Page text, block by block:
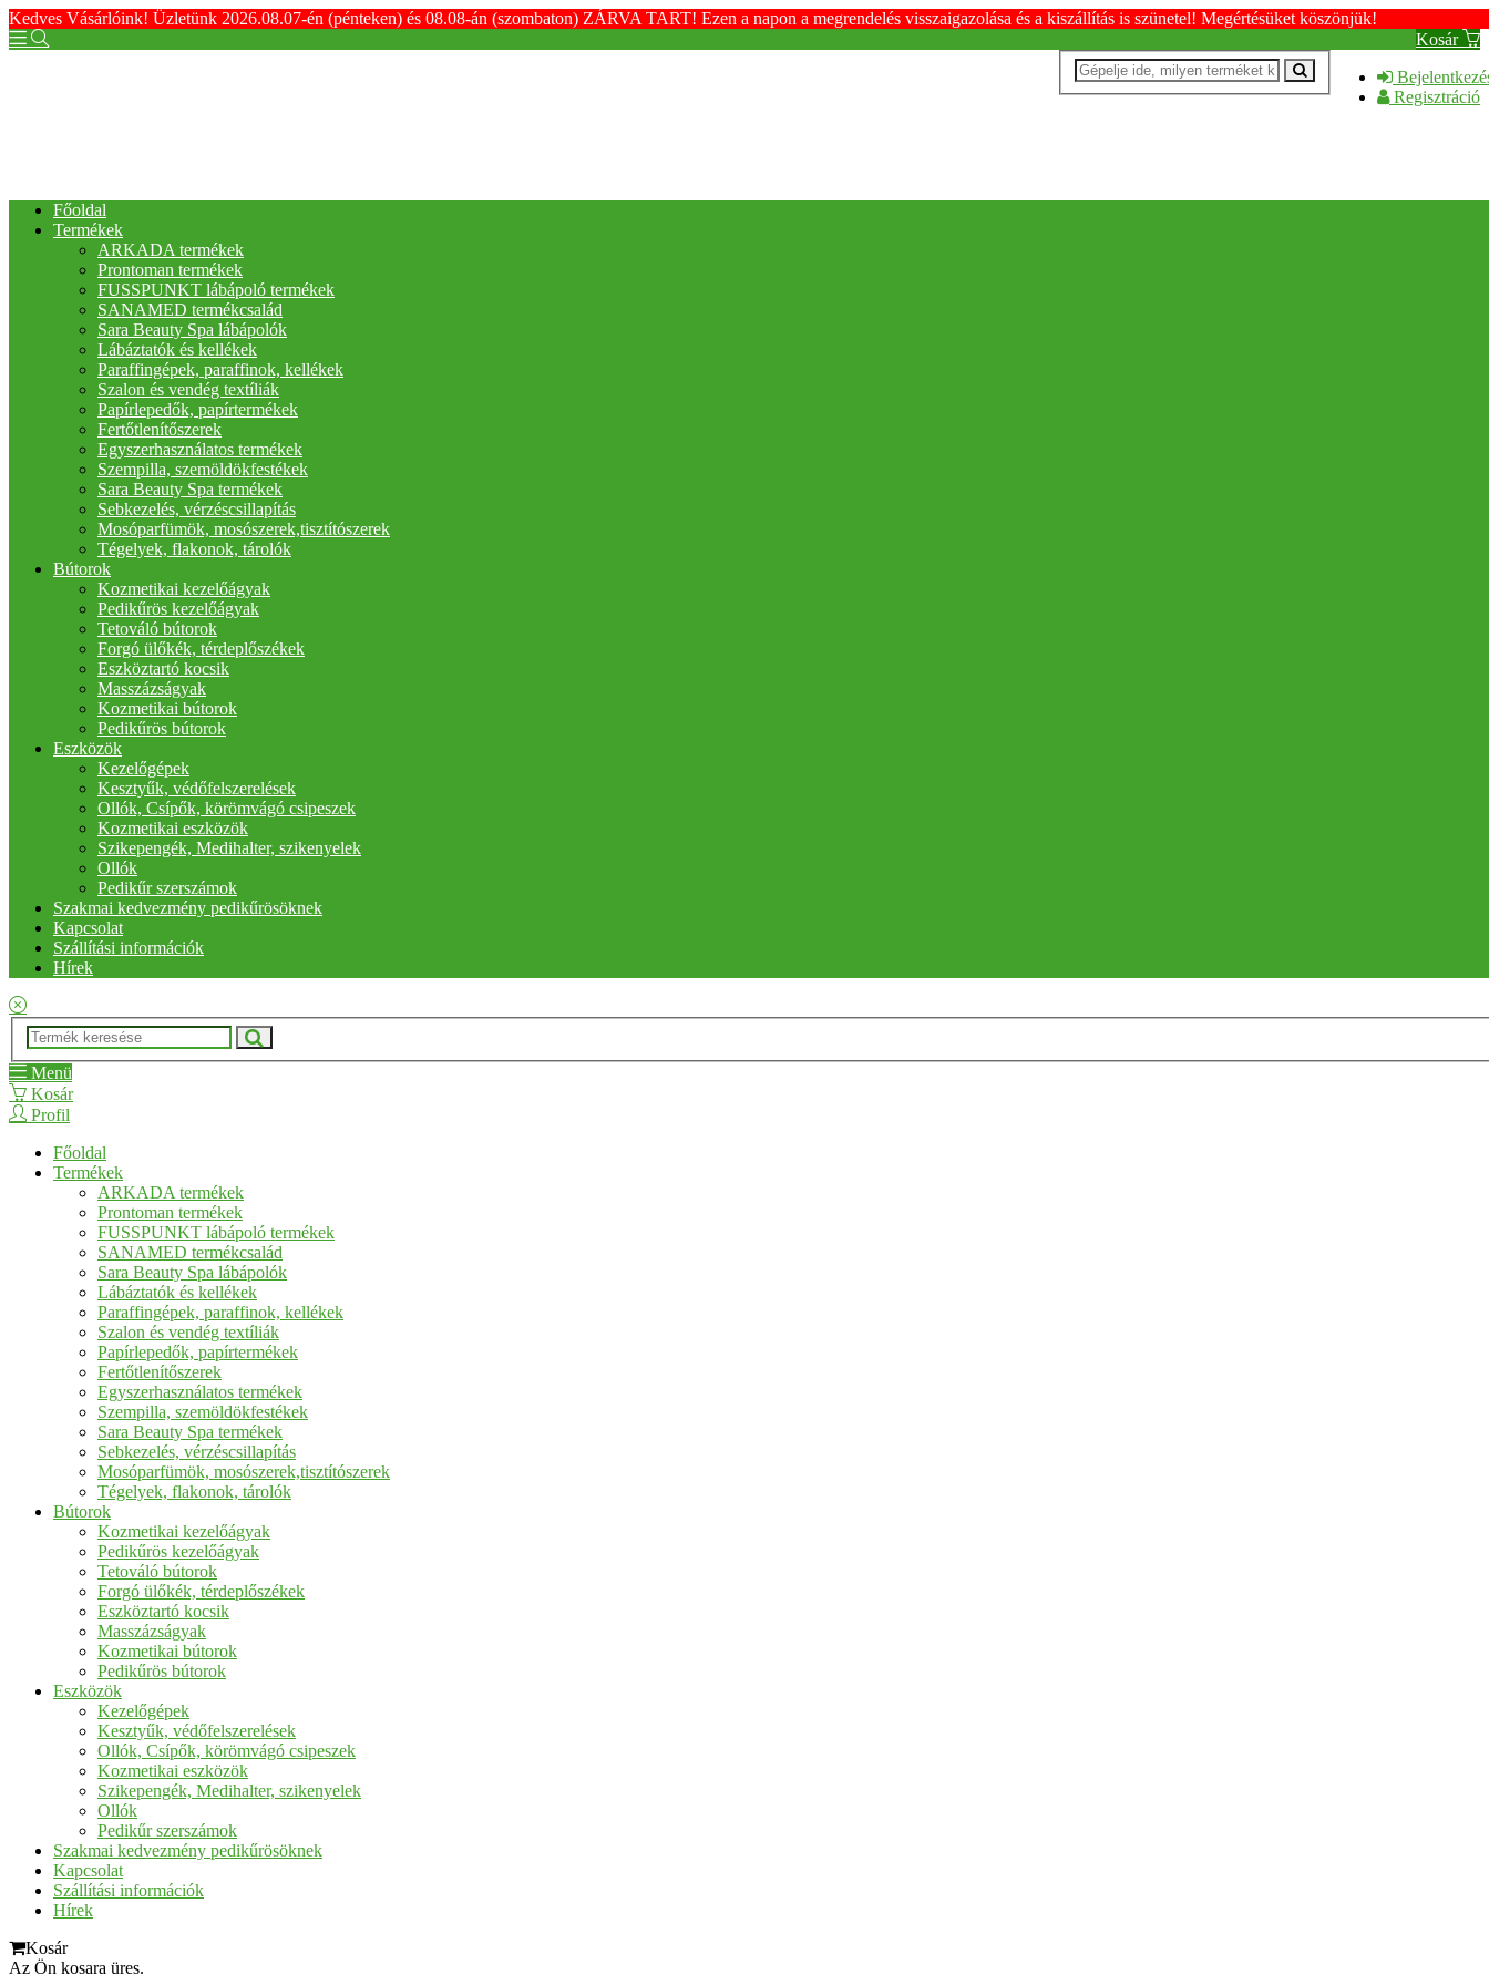
Kedves Vásárlóink! Üzletünk 2026.08.07-én (pénteken) és 08.08-án (szombaton) ZÁRVA TART! Ezen a napon a megrendelés visszaigazolása és a kiszállítás is szünetel! Megértésüket köszönjük!
Kosár
Regisztráció
Főoldal
Termékek
ARKADA termékek
Prontoman termékek
FUSSPUNKT lábápoló termékek
SANAMED termékcsalád
Sara Beauty Spa lábápolók
Lábáztatók és kellékek
Paraffingépek, paraffinok, kellékek
Szalon és vendég textíliák
Papírlepedők, papírtermékek
Fertőtlenítőszerek
Egyszerhasználatos termékek
Szempilla, szemöldökfestékek
Sara Beauty Spa termékek
Sebkezelés, vérzéscsillapítás
Mosóparfümök, mosószerek,tisztítószerek
Tégelyek, flakonok, tárolók
Bútorok
Kozmetikai kezelőágyak
Pedikűrös kezelőágyak
Tetováló bútorok
Forgó ülőkék, térdeplőszékek
Eszköztartó kocsik
Masszázságyak
Kozmetikai bútorok
Pedikűrös bútorok
Eszközök
Kezelőgépek
Kesztyűk, védőfelszerelések
Ollók, Csípők, körömvágó csipeszek
Kozmetikai eszközök
Szikepengék, Medihalter, szikenyelek
Ollók
Pedikűr szerszámok
Szakmai kedvezmény pedikűrösöknek
Kapcsolat
Szállítási információk
Hírek
Menü
Kosár
Profil
Főoldal
Termékek
ARKADA termékek
Prontoman termékek
FUSSPUNKT lábápoló termékek
SANAMED termékcsalád
Sara Beauty Spa lábápolók
Lábáztatók és kellékek
Paraffingépek, paraffinok, kellékek
Szalon és vendég textíliák
Papírlepedők, papírtermékek
Fertőtlenítőszerek
Egyszerhasználatos termékek
Szempilla, szemöldökfestékek
Sara Beauty Spa termékek
Sebkezelés, vérzéscsillapítás
Mosóparfümök, mosószerek,tisztítószerek
Tégelyek, flakonok, tárolók
Bútorok
Kozmetikai kezelőágyak
Pedikűrös kezelőágyak
Tetováló bútorok
Forgó ülőkék, térdeplőszékek
Eszköztartó kocsik
Masszázságyak
Kozmetikai bútorok
Pedikűrös bútorok
Eszközök
Kezelőgépek
Kesztyűk, védőfelszerelések
Ollók, Csípők, körömvágó csipeszek
Kozmetikai eszközök
Szikepengék, Medihalter, szikenyelek
Ollók
Pedikűr szerszámok
Szakmai kedvezmény pedikűrösöknek
Kapcsolat
Szállítási információk
Hírek
Kosár
Az Ön kosara üres.